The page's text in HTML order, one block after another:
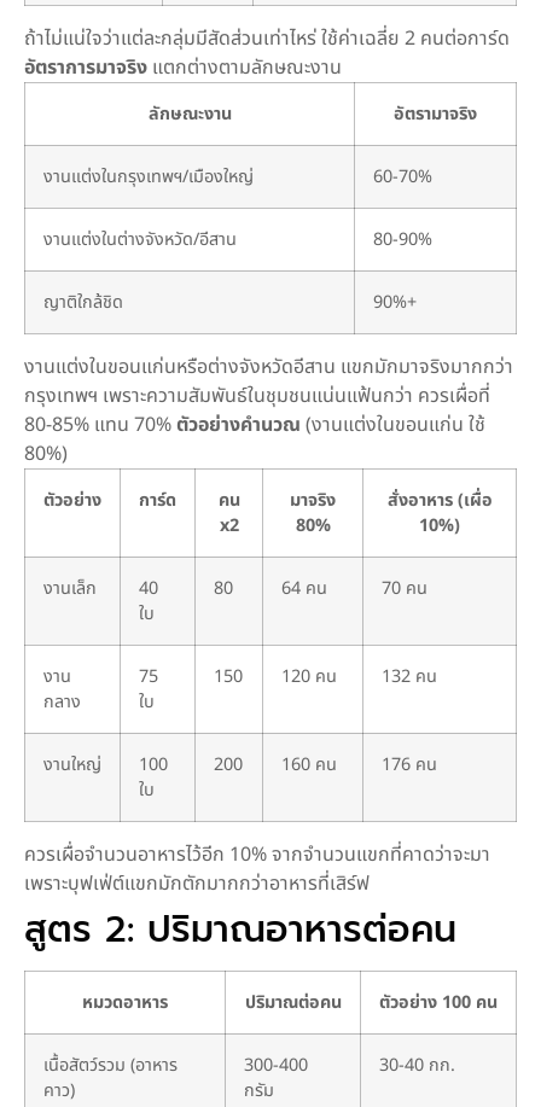
ถ้าไม่แน่ใจว่าแต่ละกลุ่มมีสัดส่วนเท่าไหร่ ใช้ค่าเฉลี่ย 2 คนต่อการ์ด
อัตราการมาจริง แตกต่างตามลักษณะงาน
ลักษณะงาน อัตรามาจริง
งานแต่งในกรุงเทพฯ/เมืองใหญ่ 60-70%
งานแต่งในต่างจังหวัด/อีสาน 80-90%
ญาติใกล้ชิด 90%+
งานแต่งในขอนแก่นหรือต่างจังหวัดอีสาน แขกมักมาจริงมากกว่า
กรุงเทพฯ เพราะความสัมพันธ์ในชุมชนแน่นแฟ้นกว่า ควรเผื่อที่
80-85% แทน 70%ตัวอย่างคำนวณ (งานแต่งในขอนแก่น ใช้
80%)
ตัวอย่าง การ์ด
คน
x2
มาจริง
80%
สั่งอาหาร (เผื่อ
10%)
งานเล็ก
40
ใบ
80 64 คน 70 คน
งาน
กลาง
75
ใบ
150 120 คน 132 คน
งานใหญ่
100
ใบ
200 160 คน 176 คน
ควรเผื่อจำนวนอาหารไว้อีก 10% จากจำนวนแขกที่คาดว่าจะมา
เพราะบุฟเฟ่ต์แขกมักตักมากกว่าอาหารที่เสิร์ฟ
สูตร 2: ปริมาณอาหารต่อคน
หมวดอาหาร ปริมาณต่อคน ตัวอย่าง 100 คน
เนื้อสัตว์รวม (อาหาร
คาว)
300-400
กรัม
30-40 กก.